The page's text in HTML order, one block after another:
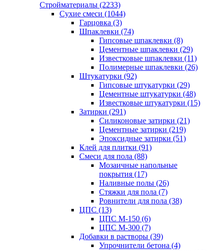
Стройматериалы (2233)
Сухие смеси (1044)
Гарцовка (3)
Шпаклевки (74)
Гипсовые шпаклевки (8)
Цементные шпаклевки (29)
Известковые шпаклевки (11)
Полимерные шпаклевки (26)
Штукатурки (92)
Гипсовые штукатурки (29)
Цементные штукатурки (48)
Известковые штукатурки (15)
Затирки (291)
Силиконовые затирки (21)
Цементные затирки (219)
Эпоксидные затирки (51)
Клей для плитки (91)
Смеси для пола (88)
Мозаичные напольные
покрытия (17)
Наливные полы (26)
Стяжки для пола (7)
Ровнители для пола (38)
ЦПС (13)
ЦПС М-150 (6)
ЦПС М-300 (7)
Добавки в растворы (39)
Упрочнители бетона (4)